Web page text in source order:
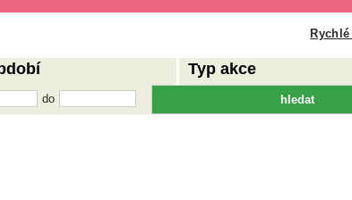
do
Typ akce